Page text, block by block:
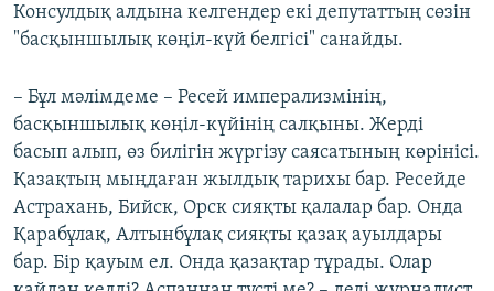
Консулдық алдына келгендер екі депутаттың сөзін
"басқыншылық көңіл-күй белгісі" санайды.
– Бұл мәлімдеме – Ресей имперализмінің,
басқыншылық көңіл-күйінің салқыны. Жерді
басып алып, өз билігін жүргізу саясатының көрінісі.
Қазақтың мыңдаған жылдық тарихы бар. Ресейде
Астрахань, Бийск, Орск сияқты қалалар бар. Онда
Қарабұлақ, Алтынбұлақ сияқты қазақ ауылдары
бар. Бір қауым ел. Онда қазақтар тұрады. Олар